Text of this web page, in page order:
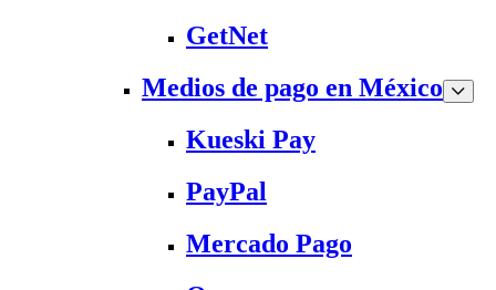
GetNet
Medios de pago en México
Kueski Pay
PayPal
Mercado Pago